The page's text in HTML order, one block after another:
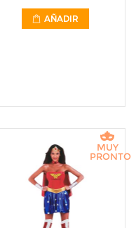
AÑADIR
MUY
PRONTO